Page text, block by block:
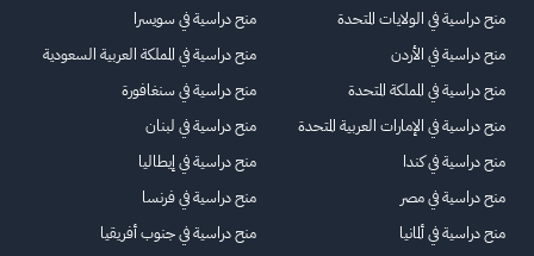
منح دراسية في الولايات المتحدة
منح دراسية في الأردن
منح دراسية في المملكة المتحدة
منح دراسية في الإمارات العربية المتحدة
منح دراسية في كندا
منح دراسية في مصر
منح دراسية في ألمانيا
منح دراسية في سويسرا
منح دراسية في المملكة العربية السعودية
منح دراسية في سنغافورة
منح دراسية في لبنان
منح دراسية في إيطاليا
منح دراسية في فرنسا
منح دراسية في جنوب أفريقيا